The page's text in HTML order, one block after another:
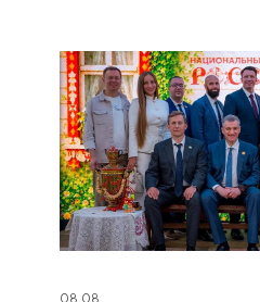
08.08